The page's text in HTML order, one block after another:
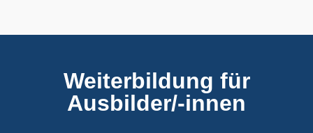
Weiterbildung für
Ausbilder/-innen